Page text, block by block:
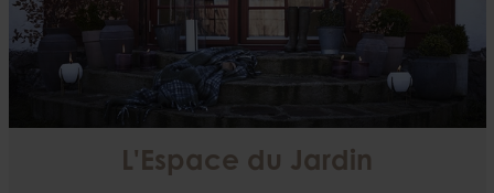
L'Espace du Jardin